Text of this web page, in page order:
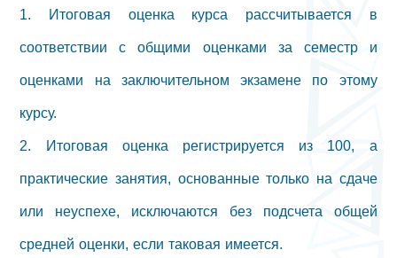
1. Итоговая оценка курса рассчитывается в
соответствии с общими оценками за семестр и
оценками на заключительном экзамене по этому
курсу.
2. Итоговая оценка регистрируется из 100, а
практические занятия, основанные только на сдаче
или неуспехе, исключаются без подсчета общей
средней оценки, если таковая имеется.